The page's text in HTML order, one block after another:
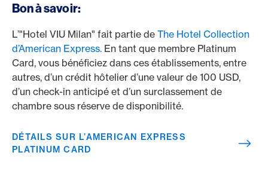
Bon à savoir:
L’"Hotel VIU Milan" fait partie de The Hotel Collection
d’American Express. En tant que membre Platinum
Card, vous bénéficiez dans ces établissements, entre
autres, d’un crédit hôtelier d’une valeur de 100 USD,
d’un check-in anticipé et d’un surclassement de
chambre sous réserve de disponibilité.
DÉTAILS SUR L’AMERICAN EXPRESS
PLATINUM CARD